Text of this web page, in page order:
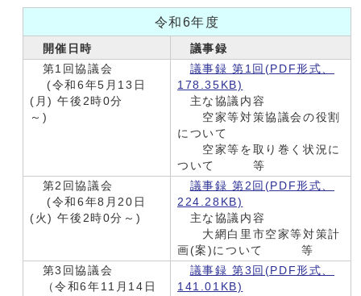
令和6年度
開催日時
議事録
第1回協議会
(令和6年5月13日
(月) 午後2時0分
～)
議事録 第1回(PDF形式、
178.35KB)
主な協議内容
空家等対策協議会の役割
について
空家等を取り巻く状況に
ついて 等
第2回協議会
(令和6年8月20日
(火) 午後2時0分～)
議事録 第2回(PDF形式、
224.28KB)
主な協議内容
大網白里市空家等対策計
画(案)について 等
第3回協議会
（令和6年11月14日
議事録 第3回(PDF形式、
141.01KB)